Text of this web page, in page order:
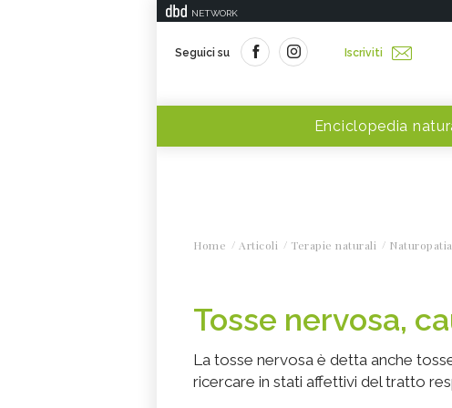
NETWORK
Seguici su Iscriviti
Enciclopedia
Home Articoli Terapie naturali Naturopatia
Tosse nervosa,
La tosse nervosa è detta anche
ricercare in stati affettivi del tratto